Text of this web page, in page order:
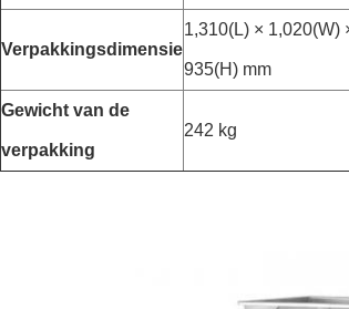
Verpakkingsdimensie
1,310(L) × 1,020(W)
935(H) mm
Gewicht van de
verpakking
242 kg